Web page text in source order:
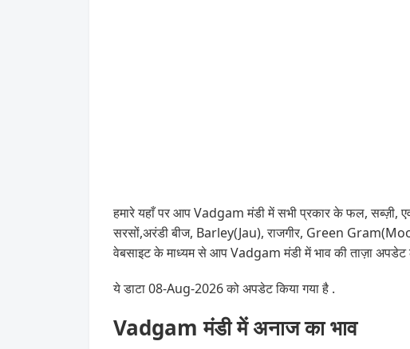
हमारे यहाँ पर आप Vadgam मंडी में सभी प्रकार के फल, सब्ज़ी,
सरसों,अरंडी बीज, Barley(Jau), राजगीर, Green
वेबसाइट के माध्यम से आप Vadgam मंडी में भाव की ताज़ा
ये डाटा 08-Aug-2026 को अपडेट किया गया है .
Vadgam मंडी में अनाज का भाव